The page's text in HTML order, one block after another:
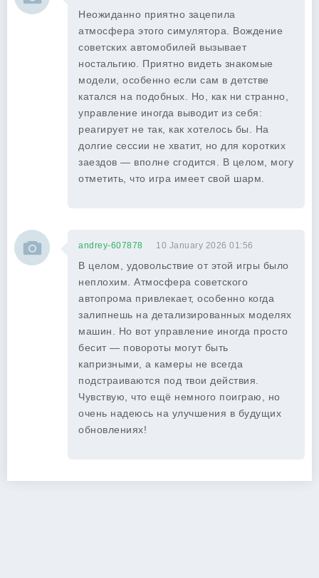
Неожиданно приятно зацепила
атмосфера этого симулятора. Вождение
советских автомобилей вызывает
ностальгию. Приятно видеть знакомые
модели, особенно если сам в детстве
катался на подобных. Но, как ни странно,
управление иногда выводит из себя:
реагирует не так, как хотелось бы. На
долгие сессии не хватит, но для коротких
заездов — вполне сгодится. В целом, могу
отметить, что игра имеет свой шарм.
andrey-607878 10 January 2026 01:56
В целом, удовольствие от этой игры было
неплохим. Атмосфера советского
автопрома привлекает, особенно когда
залипнешь на детализированных моделях
машин. Но вот управление иногда просто
бесит — повороты могут быть
капризными, а камеры не всегда
подстраиваются под твои действия.
Чувствую, что ещё немного поиграю, но
очень надеюсь на улучшения в будущих
обновлениях!